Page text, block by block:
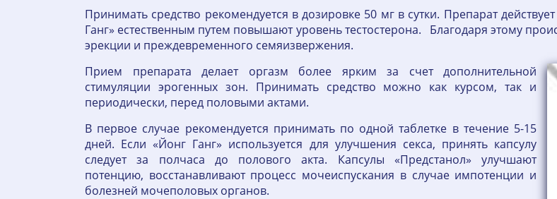
Принимать средство рекомендуется в дозировке 50 мг в сутки. Препарат
Ганг» естественным путем повышают уровень тестостерона. Благодаря этому
эрекции и преждевременного семяизвержения.
Прием препарата делает оргазм более ярким за счет дополнительной
стимуляции эрогенных зон. Принимать средство можно как курсом, так и
периодически, перед половыми актами.
В первое случае рекомендуется принимать по одной таблетке в течение 5-15
дней. Если «Йонг Ганг» используется для улучшения секса, принять капсулу
следует за полчаса до полового акта. Капсулы «Предстанол» улучшают
потенцию, восстанавливают процесс мочеиспускания в случае импотенции и
болезней мочеполовых органов.